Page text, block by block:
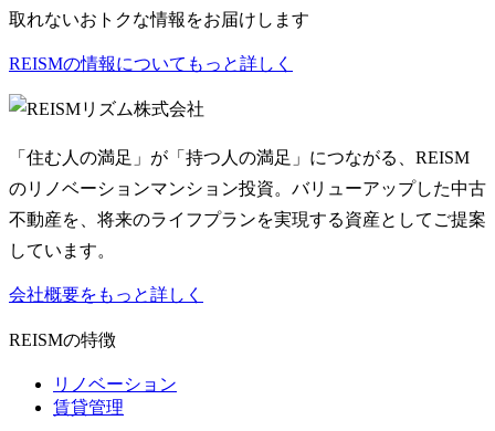
取れないおトクな情報をお届けします
REISMの情報についてもっと詳しく
リズム株式会社
「住む人の満足」が「持つ人の満足」につながる、REISM
のリノベーションマンション投資。バリューアップした中古
不動産を、将来のライフプランを実現する資産としてご提案
しています。
会社概要をもっと詳しく
REISMの特徴
リノベーション
賃貸管理